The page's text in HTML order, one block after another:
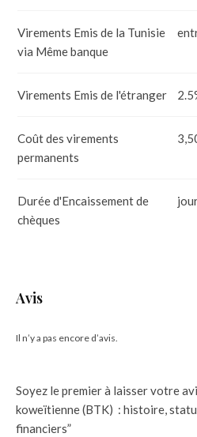
Virements Emis de la Tunisie
via Même banque
Virements Emis de l'étranger
Coût des virements
permanents
Durée d'Encaissement de
chèques
Avis
Il n’y a pas encore d’avis.
Soyez le premier à laisser votre
koweïtienne (BTK) : histoire,
financiers”